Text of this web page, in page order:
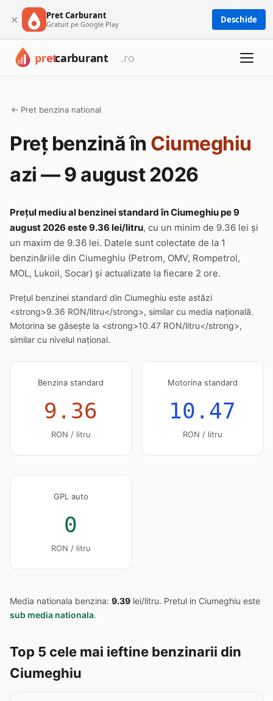
× Pret Carburant
Gratuit pe Google Play Deschide
← Pret benzina national
Preț benzină în Ciumeghiu
azi — 9 august 2026
Prețul mediu al benzinei standard în Ciumeghiu pe 9
august 2026 este 9.36 lei/litru, cu un minim de 9.36 lei și
un maxim de 9.36 lei. Datele sunt colectate de la 1
benzinăriile din Ciumeghiu (Petrom, OMV, Rompetrol,
MOL, Lukoil, Socar) și actualizate la fiecare 2 ore.
Prețul benzinei standard din Ciumeghiu este astăzi
<strong>9.36 RON/litru</strong>, similar cu media națională.
Motorina se găsește la <strong>10.47 RON/litru</strong>,
similar cu nivelul național.
Benzina standard
9.36
RON / litru
Motorina standard
10.47
RON / litru
GPL auto
0
RON / litru
Media nationala benzina: 9.39 lei/litru. Pretul in Ciumeghiu este
sub media nationala.
Top 5 cele mai ieftine benzinarii din
Ciumeghiu